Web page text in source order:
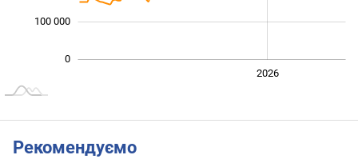
0
100 000
2026
Рекомендуємо